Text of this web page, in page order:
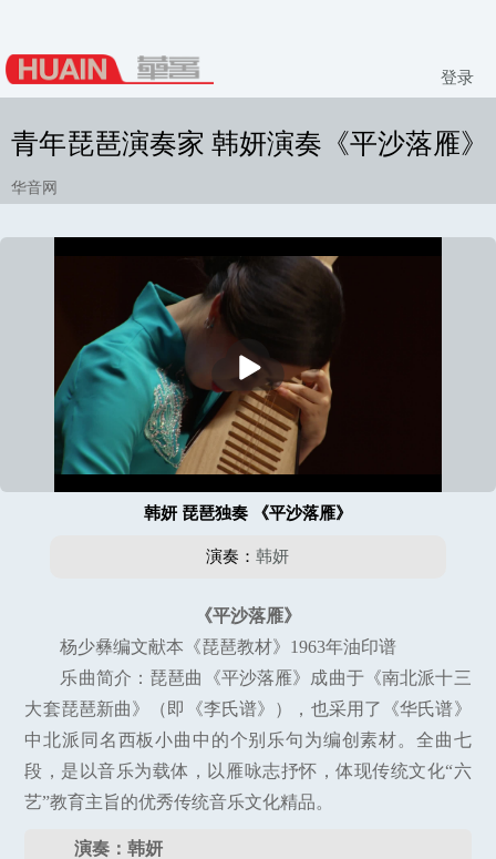
登录
青年琵琶演奏家 韩妍演奏《平沙落雁》
华音网
放
韩妍 琵琶独奏 《平沙落雁》
演奏：韩妍
《平沙落雁》
杨少彝编文献本《琵琶教材》1963年油印谱
乐曲简介：琵琶曲《平沙落雁》成曲于《南北派十三
大套琵琶新曲》（即《李氏谱》），也采用了《华氏谱》
中北派同名西板小曲中的个别乐句为编创素材。全曲七
段，是以音乐为载体，以雁咏志抒怀，体现传统文化“六
艺”教育主旨的优秀传统音乐文化精品。
演奏：韩妍